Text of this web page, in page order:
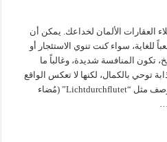
العقارات الألمان لخداعك. يمكن أن
للغاية، سواء كنت تنوي الاستئجار أو
تكون المنافسة شديدة، وغالباً ما
توحي بالكمال، لكنها لا تعكس الواقع
دائماً. على سبيل المثال، عند رؤية وصف مثل “Lichtdurchflutet” (مُضاء